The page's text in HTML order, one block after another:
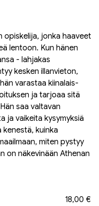
opiskelija, jonka haaveet
lentoon. Kun hänen
- lahjakas
kesken illanvieton,
varastaa kiinalais-
ja tarjoaa sitä
saa valtavan
ja vaikeita kysymyksiä
kuinka
miten pystyy
on näkevinään Athenan
18,00 €